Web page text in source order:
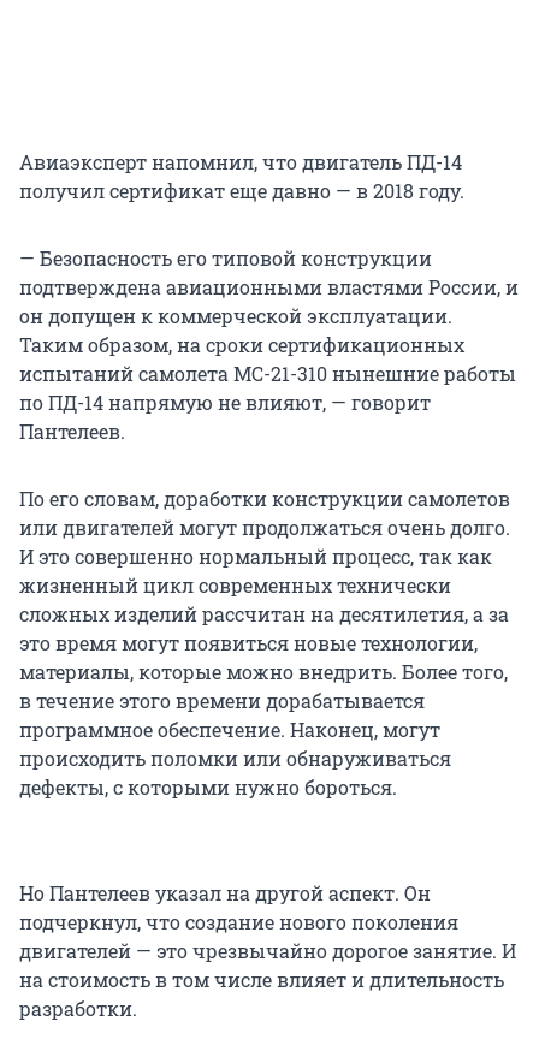
Авиаэксперт напомнил, что двигатель ПД-14
получил сертификат еще давно — в 2018 году.
— Безопасность его типовой конструкции
подтверждена авиационными властями России, и
он допущен к коммерческой эксплуатации.
Таким образом, на сроки сертификационных
испытаний самолета МС-21-310 нынешние работы
по ПД-14 напрямую не влияют, — говорит
Пантелеев.
По его словам, доработки конструкции самолетов
или двигателей могут продолжаться очень долго.
И это совершенно нормальный процесс, так как
жизненный цикл современных технически
сложных изделий рассчитан на десятилетия, а за
это время могут появиться новые технологии,
материалы, которые можно внедрить. Более того,
в течение этого времени дорабатывается
программное обеспечение. Наконец, могут
происходить поломки или обнаруживаться
дефекты, с которыми нужно бороться.
Но Пантелеев указал на другой аспект. Он
подчеркнул, что создание нового поколения
двигателей — это чрезвычайно дорогое занятие. И
на стоимость в том числе влияет и длительность
разработки.